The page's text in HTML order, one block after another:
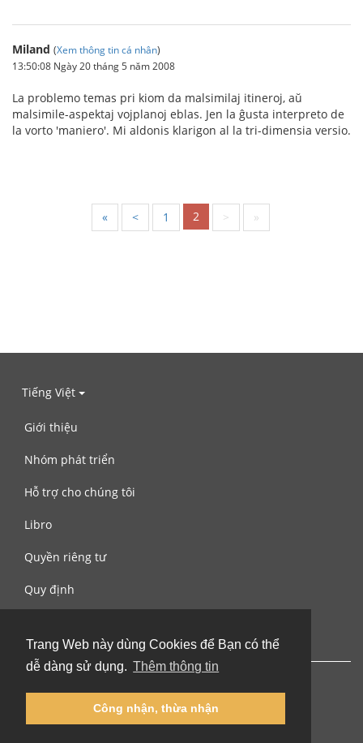
Trang Web này dùng Cookies để Bạn có thể
dễ dàng sử dụng. Thêm thông tin
Công nhận, thừa nhận
Miland (Xem thông tin cá nhân)
13:50:08 Ngày 20 tháng 5 năm 2008
La problemo temas pri kiom da malsimilaj itineroj, aŭ
malsimile-aspektaj vojplanoj eblas. Jen la ĝusta interpreto de
la vorto 'maniero'. Mi aldonis klarigon al la tri-dimensia versio.
« < 1 2 > »
Tiếng Việt
Giới thiệu
Nhóm phát triển
Hỗ trợ cho chúng tôi
Libro
Quyền riêng tư
Quy định
© 2002-2026 lernu.net |Impressum